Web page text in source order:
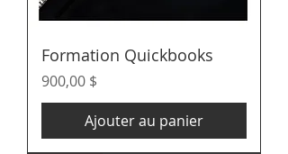
Formation Quickbooks
Prix
900,00 $
Ajouter au panier